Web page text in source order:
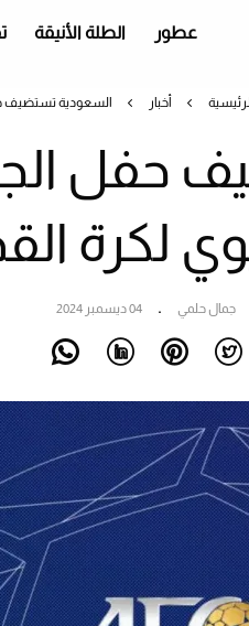
عطور الطلة الأنيقة
أخبار السعودية تستضيف حفل
حفل
لكرة القدم
جمال حلمي 04 ديسمبر 2024